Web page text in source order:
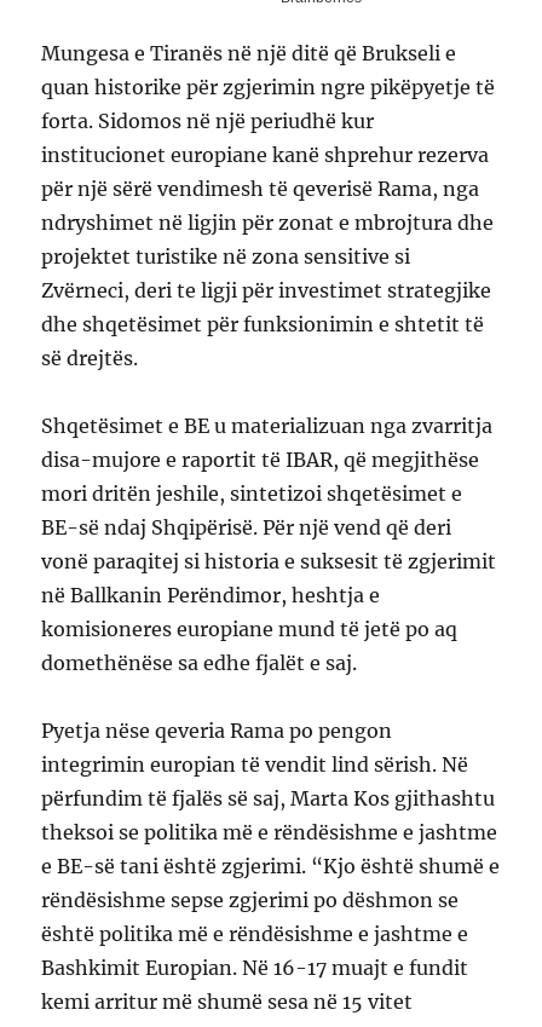
Mungesa e Tiranës në një ditë që Brukseli e
quan historike për zgjerimin ngre pikëpyetje të
forta. Sidomos në një periudhë kur
institucionet europiane kanë shprehur rezerva
për një sërë vendimesh të qeverisë Rama, nga
ndryshimet në ligjin për zonat e mbrojtura dhe
projektet turistike në zona sensitive si
Zvërneci, deri te ligji për investimet strategjike
dhe shqetësimet për funksionimin e shtetit të
së drejtës.
Shqetësimet e BE u materializuan nga zvarritja
disa-mujore e raportit të IBAR, që megjithëse
mori dritën jeshile, sintetizoi shqetësimet e
BE-së ndaj Shqipërisë. Për një vend që deri
vonë paraqitej si historia e suksesit të zgjerimit
në Ballkanin Perëndimor, heshtja e
komisioneres europiane mund të jetë po aq
domethënëse sa edhe fjalët e saj.
Pyetja nëse qeveria Rama po pengon
integrimin europian të vendit lind sërish. Në
përfundim të fjalës së saj, Marta Kos gjithashtu
theksoi se politika më e rëndësishme e jashtme
e BE-së tani është zgjerimi. “Kjo është shumë e
rëndësishme sepse zgjerimi po dëshmon se
është politika më e rëndësishme e jashtme e
Bashkimit Europian. Në 16-17 muajt e fundit
kemi arritur më shumë sesa në 15 vitet